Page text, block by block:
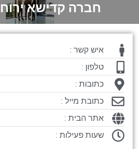
חברה קדישא
איש קשר :
טלפון :
כתובות :
כתובת מייל :
אתר הבית :
שעות פעילות :